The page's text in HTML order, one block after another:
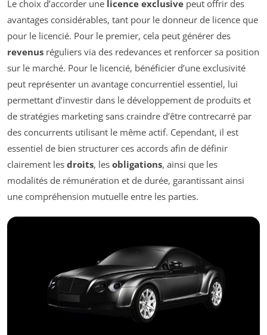
Le choix d’accorder une licence exclusive peut offrir des
avantages considérables, tant pour le donneur de licence que
pour le licencié. Pour le premier, cela peut générer des
revenus réguliers via des redevances et renforcer sa position
sur le marché. Pour le licencié, bénéficier d’une exclusivité
peut représenter un avantage concurrentiel essentiel, lui
permettant d’investir dans le développement de produits et
de stratégies marketing sans craindre d’être contrecarré par
des concurrents utilisant le même actif. Cependant, il est
essentiel de bien structurer ces accords afin de définir
clairement les droits, les obligations, ainsi que les
modalités de rémunération et de durée, garantissant ainsi
une compréhension mutuelle entre les parties.